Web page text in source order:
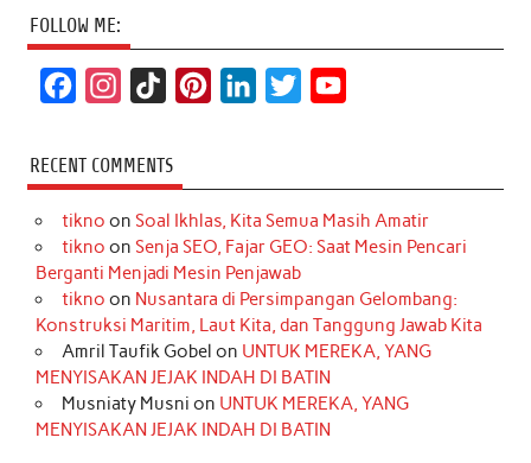
FOLLOW ME:
c
e
b
o
k
s
t
a
r
a
m
k
T
o
k
t
e
e
s
t
k
e
d
I
n
t
t
r
T
u
e
RECENT COMMENTS
tikno on Soal Ikhlas, Kita Semua Masih Amatir
tikno on Senja SEO, Fajar GEO: Saat Mesin Pencari
Berganti Menjadi Mesin Penjawab
tikno on Nusantara di Persimpangan Gelombang:
Konstruksi Maritim, Laut Kita, dan Tanggung Jawab Kita
Amril Taufik Gobel on UNTUK MEREKA, YANG
MENYISAKAN JEJAK INDAH DI BATIN
Musniaty Musni on UNTUK MEREKA, YANG
MENYISAKAN JEJAK INDAH DI BATIN